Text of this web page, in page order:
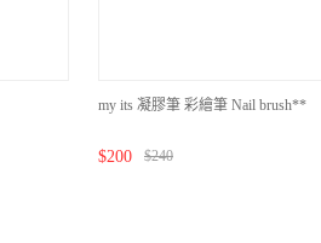
my its 凝膠筆 彩繪筆 Nail brush**
$200 $240